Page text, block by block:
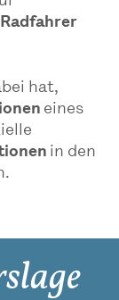
hat,
eines
in den